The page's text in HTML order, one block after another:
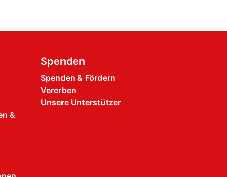
&
Spenden
Spenden & Fördern
Vererben
Unsere Unterstützer